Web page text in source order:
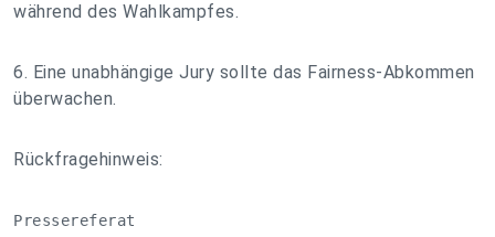
während des Wahlkampfes.
6. Eine unabhängige Jury sollte das Fairness-Abkommen
überwachen.
Rückfragehinweis:
Pressereferat